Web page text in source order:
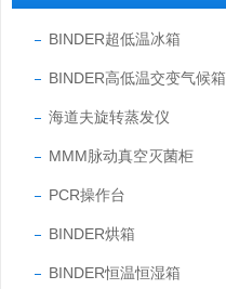
BINDER超低温冰箱
BINDER高低温交变气候箱
海道夫旋转蒸发仪
MMM脉动真空灭菌柜
PCR操作台
BINDER烘箱
BINDER恒温恒湿箱